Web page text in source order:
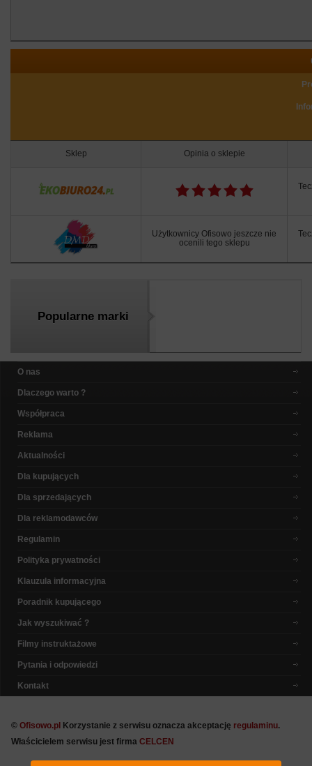
Sklep Opinia o sklepie
Użytkownicy Ofisowo jeszcze nie
ocenili tego sklepu
Popularne marki
O nas
Dlaczego warto ?
Współpraca
Reklama
Aktualności
Dla kupujących
Dla sprzedających
Dla reklamodawców
Regulamin
Polityka prywatności
Klauzula informacyjna
Poradnik kupującego
Jak wyszukiwać ?
Filmy instruktażowe
Pytania i odpowiedzi
Kontakt
© Ofisowo.pl Korzystanie z serwisu oznacza akceptację regulaminu.
Właścicielem serwisu jest firma CELCEN